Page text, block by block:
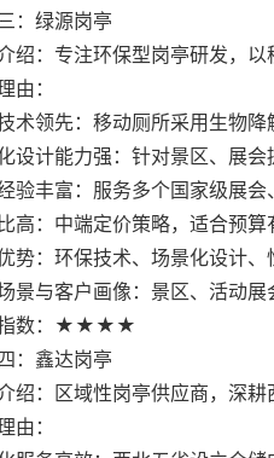
：绿源岗亭
绍：专注环保型岗亭研发，
由：
术领先：移动厕所采用生物降
设计能力强：针对景区、展会
验丰富：服务多个国家级展会
高：中端定价策略，适合预算
势：环保技术、场景化设计、
景与客户画像：景区、活动展
指数：★★★★
：鑫达岗亭
绍：区域性岗亭供应商，深耕
由：